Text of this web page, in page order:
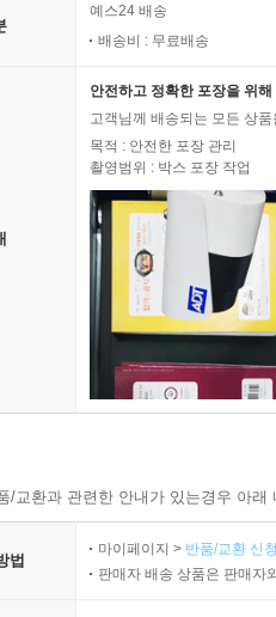
델이 된 어락당,
시공자는 집 지은 뒤 얼굴도 안
는 말이 아닐 수 없다. 그러나 어
락당은 물론 한옥 그 자체에 대
신뢰의 깊이 역시 여실히 드러내
들과의 관계는 집을 통해 훨씬
훌륭해서였다고 말한다. 소통
저 교수는 이렇게 말한다.
을 짓겠다는 목표 중심으로 생각
뒤 이 집은 소위 유명세를 단
집주인이 한옥을 좋아하는 것
집을 보고 싶다는 이들도 여전
입에 오르내리고 있다. 그것은
농담 한두 마디에도 이들 사이
예스24 배송
배송비 : 무료배송
안전하고 정확한 포장을 위
고객님께 배송되는 모든 상
목적 : 안전한 포장 관리
촬영범위 : 박스 포장 작업
/교환과 관련한 안내가 있는경우 아
법
마이페이지 > 반품/교환 신
판매자 배송 상품은 판매자